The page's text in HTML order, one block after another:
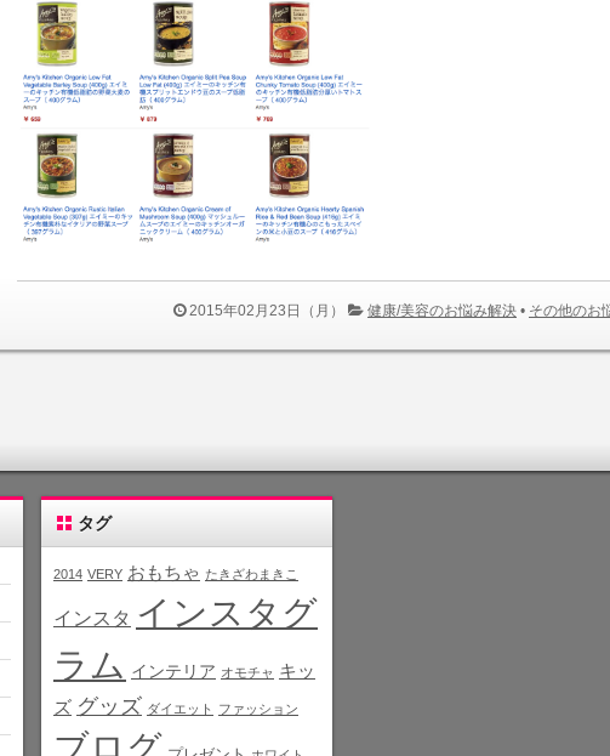
2015年02月23日（月） 健康/美容のお悩み解決 • その他のお
タグ
2014 VERY おもちゃ たきざわまきこ
インスタ インスタグ
ラム インテリア オモチャ キッ
ズ グッズ ダイエット ファッション
ブログ